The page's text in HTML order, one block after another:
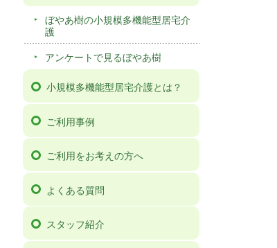
ぼやあ樹の小規模多機能型居宅介
護
アンケートで見るぼやあ樹
小規模多機能型居宅介護とは？
ご利用事例
ご利用をお考えの方へ
よくある質問
スタッフ紹介